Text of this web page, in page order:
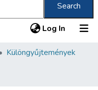
Search
Log In (current)
Különgyűjtemények